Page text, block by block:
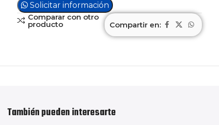
Solicitar información
Comparar con otro
producto Compartir en:
También pueden interesarte